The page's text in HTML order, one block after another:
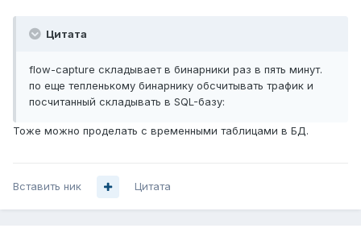
Цитата
flow-capture складывает в бинарники раз в пять минут.
по еще тепленькому бинарнику обсчитывать трафик и
посчитанный складывать в SQL-базу:
Тоже можно проделать с временными таблицами в БД.
Вставить ник Цитата